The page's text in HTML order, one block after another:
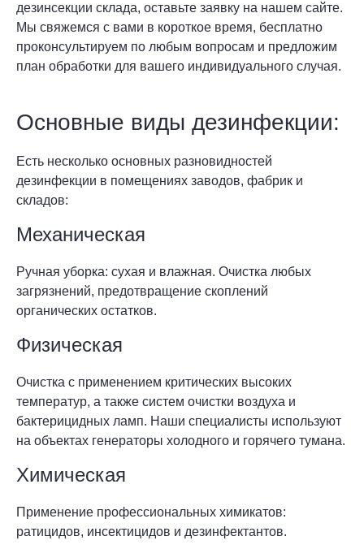
дезинсекции склада, оставьте заявку на нашем сайте.
Мы свяжемся с вами в короткое время, бесплатно
проконсультируем по любым вопросам и предложим
план обработки для вашего индивидуального случая.
Основные виды дезинфекции:
Есть несколько основных разновидностей
дезинфекции в помещениях заводов, фабрик и
складов:
Механическая
Ручная уборка: сухая и влажная. Очистка любых
загрязнений, предотвращение скоплений
органических остатков.
Физическая
Очистка с применением критических высоких
температур, а также систем очистки воздуха и
бактерицидных ламп. Наши специалисты используют
на объектах генераторы холодного и горячего тумана.
Химическая
Применение профессиональных химикатов:
ратицидов, инсектицидов и дезинфектантов.